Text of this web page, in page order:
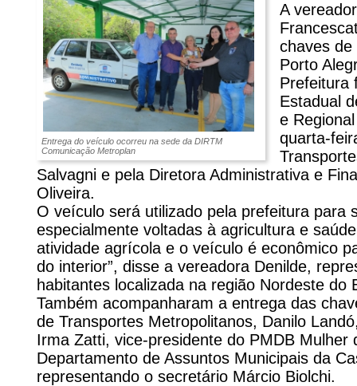
Entrega do veículo ocorreu na sede da DIRTM
Comunicação Metroplan
A
chaves
Porto
Prefeitura
Estadual
e
quarta-
Salvagni e pela Diretora Administrativa e
Oliveira.
O veículo será utilizado pela prefeitura para
especialmente voltadas à agricultura e
atividade agrícola e o veículo é econômico
do interior”, disse a vereadora Denilde,
habitantes localizada na região Nordeste do
Também acompanharam a entrega das
de Transportes Metropolitanos, Danilo
Irma Zatti, vice-presidente do PMDB Mulher
Departamento de Assuntos Municipais da
representando o secretário Márcio Biolchi.